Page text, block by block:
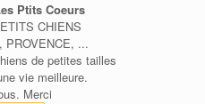
Ptits Coeurs
CHIENS
PROVENCE, ...
de petites tailles
vie meilleure.
Merci